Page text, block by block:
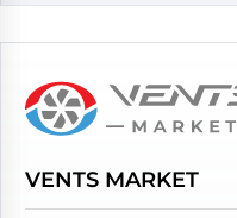
Артикул: 0000227671
Діаметр:
150 мм
VENTS MARKET